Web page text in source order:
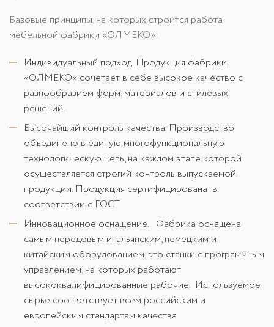
Базовые принципы, на которых строится работа
мебельной фабрики «ОЛМЕКО»:
Индивидуальный подход. Продукция фабрики
«ОЛМЕКО» сочетает в себе высокое качество с
разнообразием форм, материалов и стилевых
решений.
Высочайший контроль качества. Производство
объединено в единую многофункциональную
технологическую цепь, на каждом этапе которой
осуществляется строгий контроль выпускаемой
продукции. Продукция сертифицирована в
соответствии с ГОСТ
Инновационное оснащение. Фабрика оснащена
самым передовым итальянским, немецким и
китайским оборудованием, это станки с программным
управлением, на которых работают
высококвалифицированные рабочие. Используемое
сырье соответствует всем российским и
европейским стандартам качества